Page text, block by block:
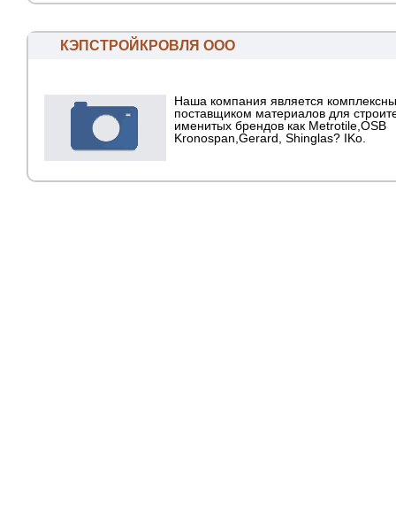
КЭПСТРОЙКРОВЛЯ ООО
Наша компания является
поставщиком материалов для
именитых брендов как Metrotile,OSB
Kronospan,Gerard, Shinglas? IKo.